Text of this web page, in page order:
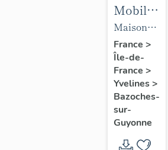
Mobilier
de la
maison
Louis
Carré
Maison
de
villégiature
dite
maison
Louis
Carré
France >
Île-de-
France >
Yvelines>
Bazoches-
sur-
Guyonne